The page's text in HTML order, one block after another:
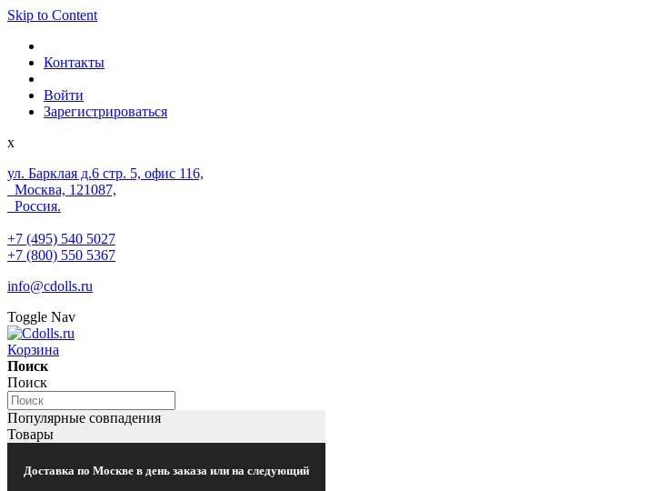
Skip to Content
Контакты
Войти
Зарегистрироваться
x
ул. Барклая д.6 стр. 5, офис 116,
Москва, 121087,
Россия.
+7 (495) 540 5027
+7 (800) 550 5367
info@cdolls.ru
Toggle Nav
Корзина
Поиск
Поиск
Популярные совпадения
Товары
Доставка по Москве в день заказа или на следующий